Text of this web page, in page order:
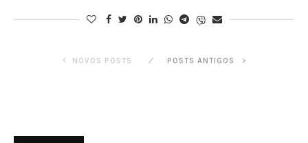
NOVOS POSTS POSTS ANTIGOS